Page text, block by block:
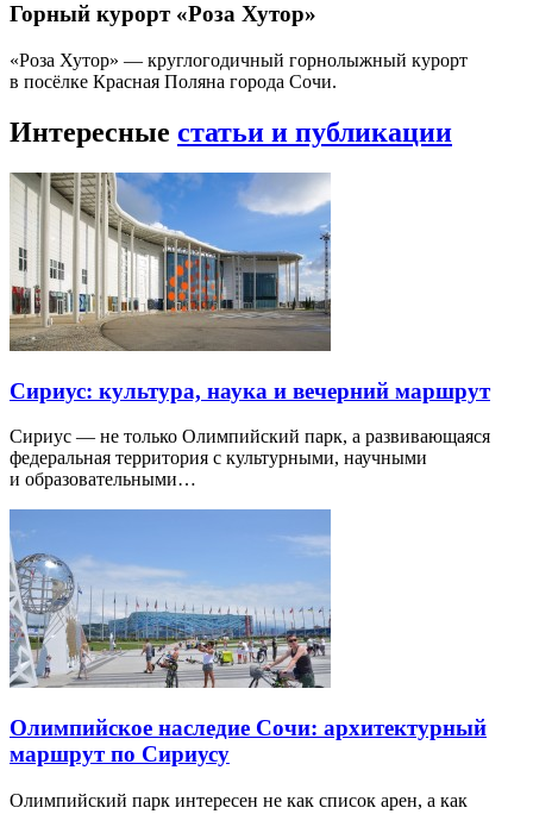
Горный курорт «Роза Хутор»
«Роза Хутор» — круглогодичный горнолыжный курорт
в посёлке Красная Поляна города Сочи.
Интересные статьи и публикации
Сириус: культура, наука и вечерний маршрут
Сириус — не только Олимпийский парк, а развивающаяся
федеральная территория с культурными, научными
и образовательными…
Олимпийское наследие Сочи: архитектурный
маршрут по Сириусу
Олимпийский парк интересен не как список арен, а как